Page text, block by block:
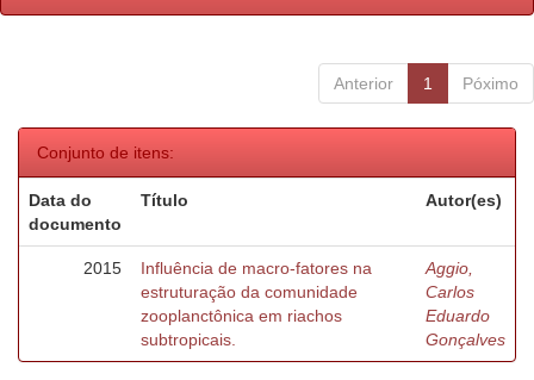
Anterior 1 Póximo
Conjunto de itens:
Data do
documento
Título Autor(es)
2015
Influência de macro-fatores na
estruturação da comunidade
zooplanctônica em riachos
subtropicais.
Aggio,
Carlos
Eduardo
Gonçalves